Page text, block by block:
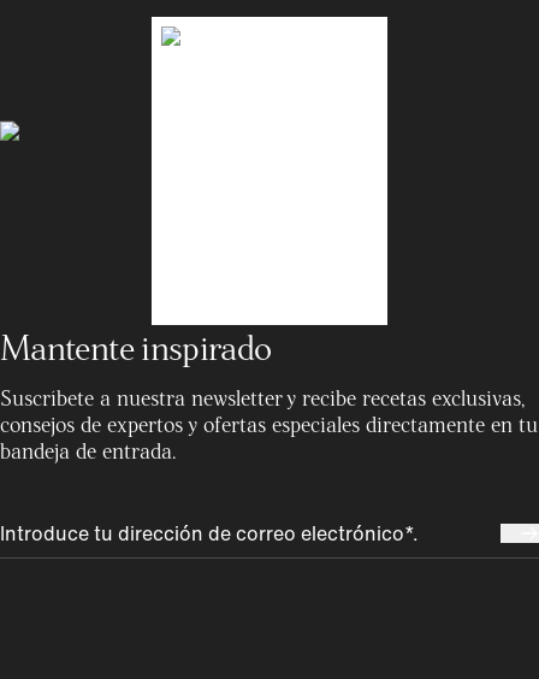
Mantente inspirado
Suscríbete a nuestra newsletter y recibe recetas exclusivas,
consejos de expertos y ofertas especiales directamente en tu
bandeja de entrada.